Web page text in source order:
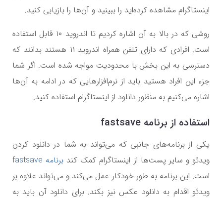
اینستاگرام مشاهده کرده‌اید را ببینید و آن‌ها را بازیابی کنید.
روشی که در بالا به آن اشاره کردیم تا اندروید ۱۰ قابل استفاده
است. افرادی که دارای تلفن همراه اندروید ۱۱ هستند بدانند که
دسترسی به این بخش با محدودیت مواجه شده است. اگر شما
جزء این افراد هستید باید از نرم‌افزار‌هایی که در ادامه به آن‌ها
اشاره می‌کنیم به منظور دانلود از اینستاگرام استفاده کنید.
استفاده از برنامه fastsave
یکی از برنامه‌های جانبی که می‌تواند به شما در دانلود کردن
ویدئو و سایر پست‌ها از اینستاگرام کمک کند برنامه fastsave
است. این برنامه به طور خودکار عمل می‌کند و می‌تواند علاوه بر
ویدئو اقدام به دانلود عکس نیز بکند. برای دانلود آن باید به